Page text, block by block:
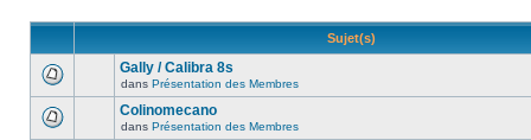
Sujet(s)
Gally / Calibra 8s
dans Présentation des Membres
Colinomecano
dans Présentation des Membres